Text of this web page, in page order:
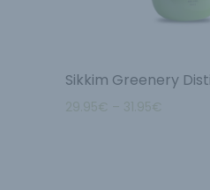
Sikkim Greenery
29.95€ – 31.95€